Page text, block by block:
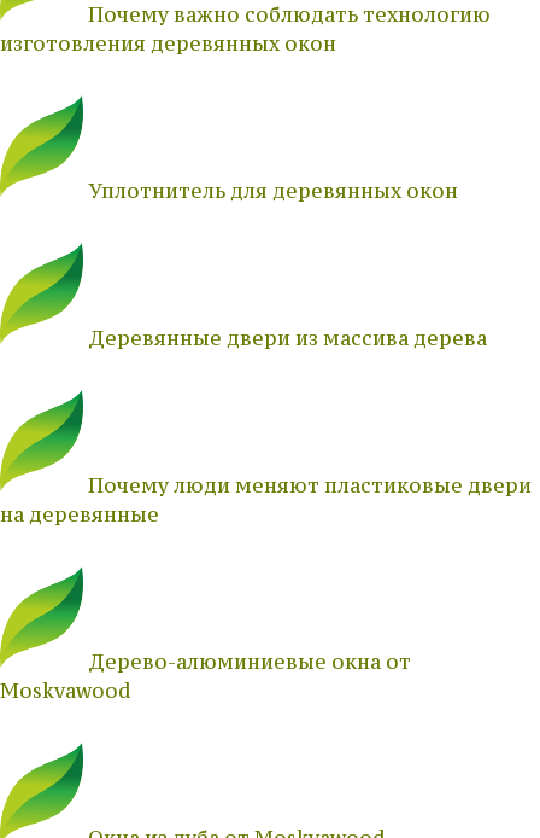
Почему важно соблюдать технологию
изготовления деревянных окон
Уплотнитель для деревянных окон
Деревянные двери из массива дерева
Почему люди меняют пластиковые двери
на деревянные
Дерево-алюминиевые окна от
Moskvawood